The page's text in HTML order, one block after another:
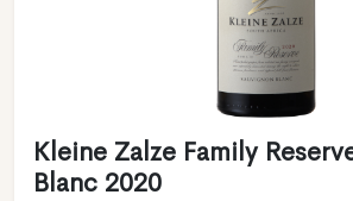
Kleine Zalze Family
Blanc 2020